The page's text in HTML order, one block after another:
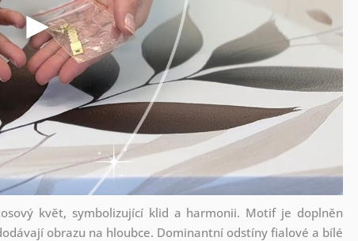
květ, symbolizující klid a harmonii. Motif je doplněn
obrazu na hloubce. Dominantní odstíny fialové a bílé